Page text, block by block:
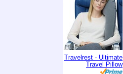
Travelrest - Ultimate
Travel Pillow